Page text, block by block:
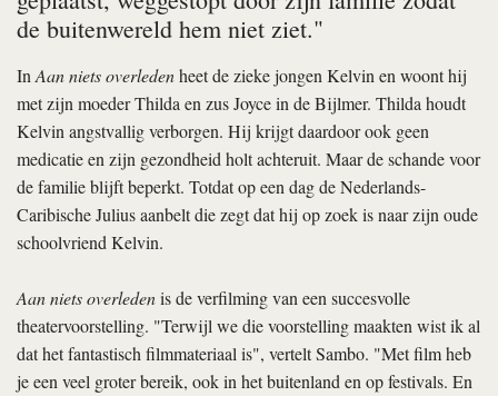
de buitenwereld hem niet ziet."
InAan niets overledenheet de zieke jongen Kelvin en woont hij
met zijn moeder Thilda en zus Joyce in de Bijlmer. Thilda houdt
Kelvin angstvallig verborgen. Hij krijgt daardoor ook geen
medicatie en zijn gezondheid holt achteruit. Maar de schande voor
de familie blijft beperkt. Totdat op een dag de Nederlands-
Caribische Julius aanbelt die zegt dat hij op zoek is naar zijn oude
schoolvriend Kelvin.
Aan niets overledenis de verfilming van een succesvolle
theatervoorstelling. "Terwijl we die voorstelling maakten wist ik al
dat het fantastisch filmmateriaal is", vertelt Sambo. "Met film heb
je een veel groter bereik, ook in het buitenland en op festivals. En